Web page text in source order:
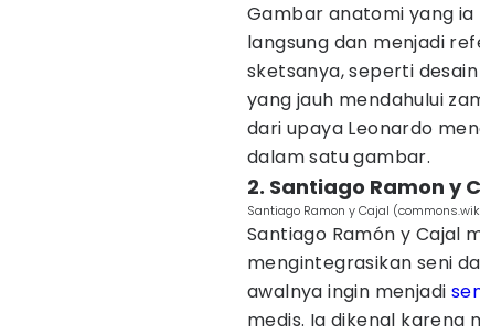
Gambar anatomi yang
langsung dan menjadi
sketsanya, seperti
yang jauh mendahului
dari upaya Leonardo
dalam satu gambar.
2. Santiago Ramon y
Santiago Ramon y Cajal
Santiago Ramón y Cajal
mengintegrasikan seni
awalnya ingin menjadi
medis. Ia dikenal